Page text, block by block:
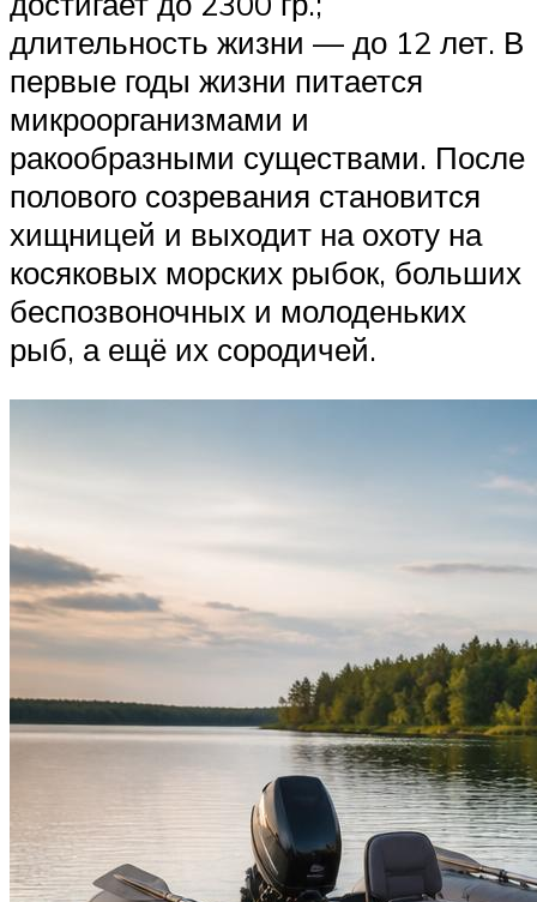
длительность жизни — до 12 лет. В
первые годы жизни питается
микроорганизмами и
ракообразными существами. После
полового созревания становится
хищницей и выходит на охоту на
косяковых морских рыбок, больших
беспозвоночных и молоденьких
рыб, а ещё их сородичей.